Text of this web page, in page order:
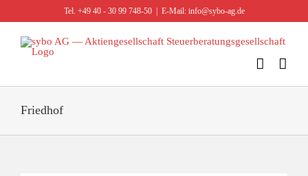
Inhalt
springen
Tel. +49 40 - 30 99 748-50 E-Mail: info@sybo-ag.de
Friedhof